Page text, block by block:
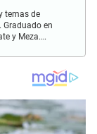
temas de
en
y Meza.